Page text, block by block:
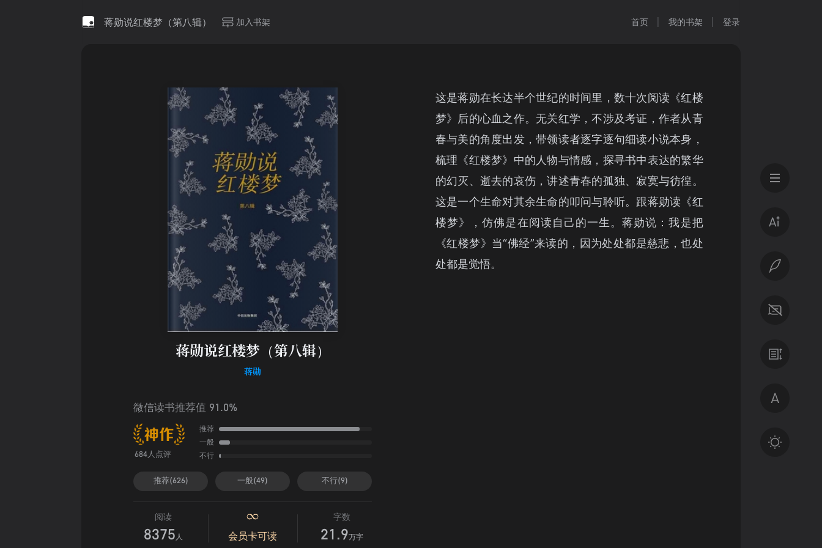
蒋勋说红楼梦（第八辑） 加入书架 首页 我的书架 登录
蒋勋说红楼梦（第八辑）
蒋勋
微信读书推荐值 91.0%
684人点评
推荐
一般
不行
推荐(626) 一般(49) 不行(9)
阅读
8375 人 会员卡可读
字数
21.9万字
这是蒋勋在长达半个世纪的时间里，数十次阅读《红楼
梦》后的心血之作。无关红学，不涉及考证，作者从青
春与美的角度出发，带领读者逐字逐句细读小说本身，
梳理《红楼梦》中的人物与情感，探寻书中表达的繁华
的幻灭、逝去的哀伤，讲述青春的孤独、寂寞与彷徨。
这是一个生命对其余生命的叩问与聆听。跟蒋勋读《红
楼梦》，仿佛是在阅读自己的一生。蒋勋说：我是把
《红楼梦》当“佛经”来读的，因为处处都是慈悲，也处
处都是觉悟。